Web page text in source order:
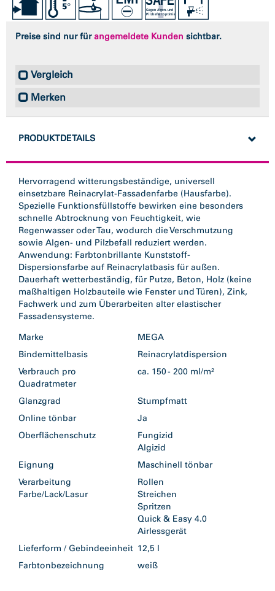
Preise sind nur fürangemeldete Kunden sichtbar.
Vergleich
Merken
PRODUKTDETAILS
Hervorragend witterungsbeständige, universell
einsetzbare Reinacrylat-Fassadenfarbe (Hausfarbe).
Spezielle Funktionsfüllstoffe bewirken eine besonders
schnelle Abtrocknung von Feuchtigkeit, wie
Regenwasser oder Tau, wodurch die Verschmutzung
sowie Algen- und Pilzbefall reduziert werden.
Anwendung: Farbtonbrillante Kunststoff-
Dispersionsfarbe auf Reinacrylatbasis für außen.
Dauerhaft wetterbeständig, für Putze, Beton, Holz (keine
maßhaltigen Holzbauteile wie Fenster und Türen), Zink,
Fachwerk und zum Überarbeiten alter elastischer
Fassadensysteme.
Marke
MEGA
Bindemittelbasis
Reinacrylatdispersion
Verbrauch pro
Quadratmeter
ca. 150 - 200 ml/m²
Glanzgrad
Stumpfmatt
Online tönbar
Ja
Oberflächenschutz
Fungizid
Algizid
Eignung
Maschinell tönbar
Verarbeitung
Farbe/Lack/Lasur
Rollen
Streichen
Spritzen
Quick & Easy 4.0
Airlessgerät
Lieferform / Gebindeeinheit 12,5 l
Farbtonbezeichnung
weiß